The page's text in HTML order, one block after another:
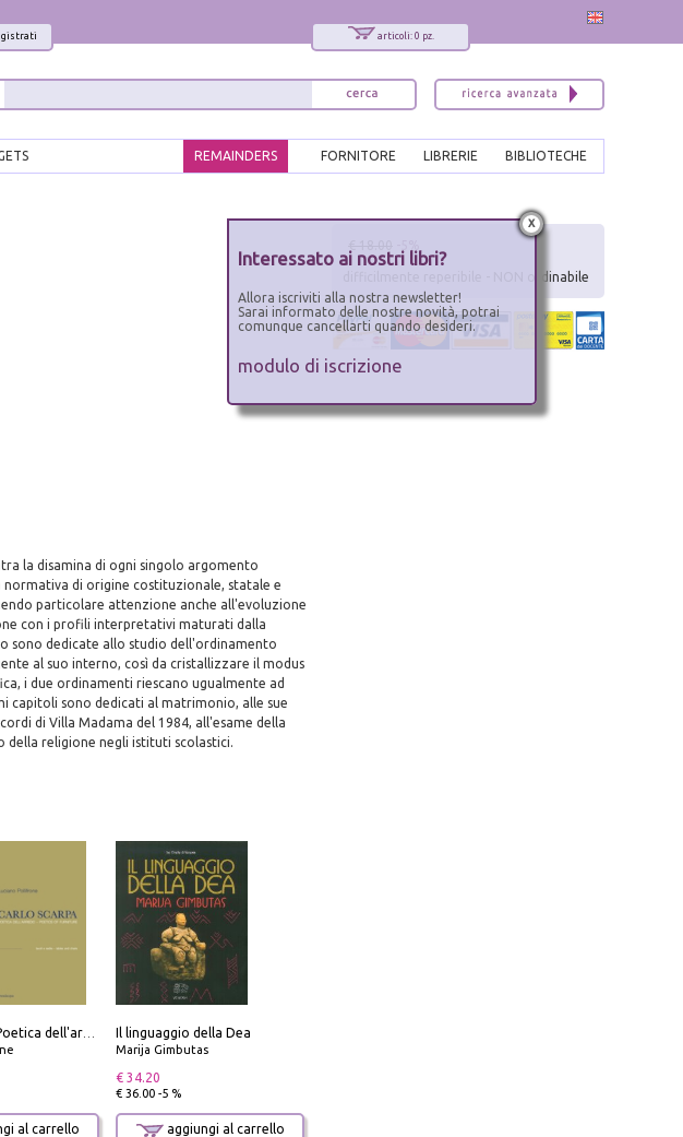
articoli: 0 pz.
BIBLIOTECHE
LIBRERIE
FORNITORE
REMAINDERS
la disamina di ogni singolo argomento
normativa di origine costituzionale, statale e
particolare attenzione anche all'evoluzione
con i profili interpretativi maturati dalla
sono dedicate allo studio dell'ordinamento
al suo interno, così da cristallizzare il modus
i due ordinamenti riescano ugualmente ad
capitoli sono dedicati al matrimonio, alle sue
di Villa Madama del 1984, all'esame della
della religione negli istituti scolastici.
al carrello
Il linguaggio della Dea
Marija Gimbutas
€ 34.20
€ 36.00 -5 %
aggiungi al carrello
difficilmente reperibile - NON ordinabile
x
Interessato ai nostri libri?
Allora iscriviti alla nostra newsletter!
Sarai informato delle nostre novità, potrai
comunque cancellarti quando desideri.
modulo di iscrizione